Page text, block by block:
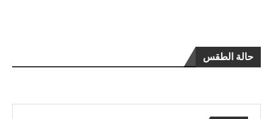
حالة الطقس